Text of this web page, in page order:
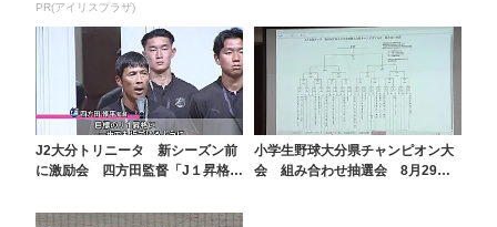
PR(アイリスプラザ)
J2大分トリニータ 新シーズン前
に激励会 四方田監督「J１昇格に
小学生野球大分県チャンピオン大
会 組み合わせ抽選会 8月29日